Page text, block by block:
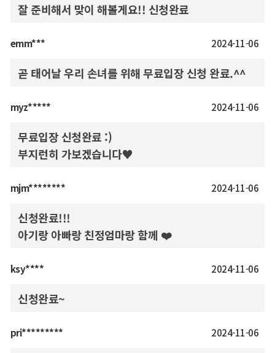
잘 준비해서 맞이 해볼게요!! 신청완료
emm*** 2024-11-06
곧 태어날 우리 손녀를 위해 무료입장 신청 완료.^^
myz***** 2024-11-06
무료입장 신청완료 :)
부지런히 가보겠습니다♥
mjm******** 2024-11-06
신청완료!!!
아기랑 아빠랑 친정엄마랑 함께 ❤️
ksy**** 2024-11-06
신청완료~
pri********* 2024-11-06